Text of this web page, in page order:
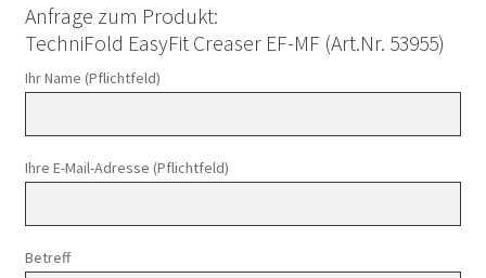
Anfrage zum Produkt:
TechniFold EasyFit Creaser EF-MF (Art.Nr. 53955)
Ihr Name (Pflichtfeld)
Ihre E-Mail-Adresse (Pflichtfeld)
Betreff